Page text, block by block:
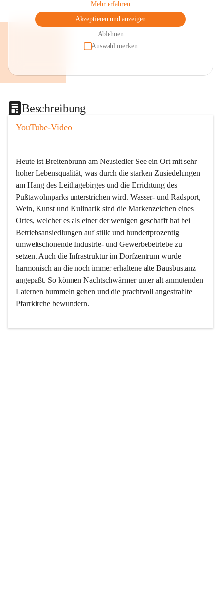
Mehr erfahren
Akzeptieren und anzeigen
Ablehnen
Auswahl merken
Beschreibung
YouTube-Video
Heute ist Breitenbrunn am Neusiedler See ein Ort mit sehr
hoher Lebensqualität, was durch die starken Zusiedelungen
am Hang des Leithagebirges und die Errichtung des
Pußtawohnparks unterstrichen wird. Wasser- und Radsport,
Wein, Kunst und Kulinarik sind die Markenzeichen eines
Ortes, welcher es als einer der wenigen geschafft hat bei
Betriebsansiedlungen auf stille und hundertprozentig
umweltschonende Industrie- und Gewerbebetriebe zu
setzen. Auch die Infrastruktur im Dorfzentrum wurde
harmonisch an die noch immer erhaltene alte Bausbustanz
angepaßt. So können Nachtschwärmer unter alt anmutenden
Laternen bummeln gehen und die prachtvoll angestrahlte
Pfarrkirche bewundern.
Der Weinbau dominert heute nicht mehr, ist aber integrativer